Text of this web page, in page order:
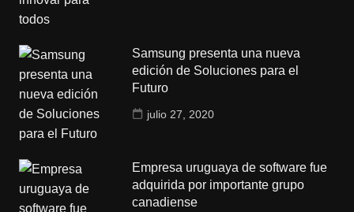
Samsung presenta una nueva
edición de Soluciones para el
Futuro
julio 27, 2020
Empresa uruguaya de software fue
adquirida por importante grupo
canadiense